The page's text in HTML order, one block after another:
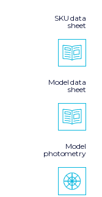
SKU data
sheet
Model data
sheet
Model
photometry